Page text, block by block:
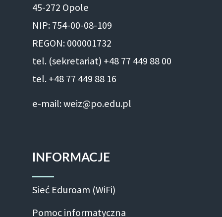
45-272 Opole
NIP: 754-00-08-109
REGON: 000001732
tel. (sekretariat) +48 77 449 88 00
tel. +48 77 449 88 16
e-mail: weiz@po.edu.pl
INFORMACJE
Sieć Eduroam (WiFi)
Pomoc informatyczna